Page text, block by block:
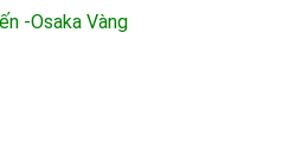
-osaka Vàng